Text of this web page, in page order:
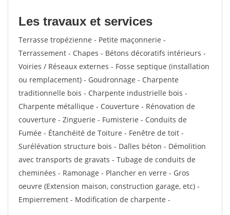
Les travaux et services
Terrasse tropézienne - Petite maçonnerie -
Terrassement - Chapes - Bétons décoratifs intérieurs -
Voiries / Réseaux externes - Fosse septique (installation
ou remplacement) - Goudronnage - Charpente
traditionnelle bois - Charpente industrielle bois -
Charpente métallique - Couverture - Rénovation de
couverture - Zinguerie - Fumisterie - Conduits de
Fumée - Étanchéité de Toiture - Fenêtre de toit -
Surélévation structure bois - Dalles béton - Démolition
avec transports de gravats - Tubage de conduits de
cheminées - Ramonage - Plancher en verre - Gros
oeuvre (Extension maison, construction garage, etc) -
Empierrement - Modification de charpente -